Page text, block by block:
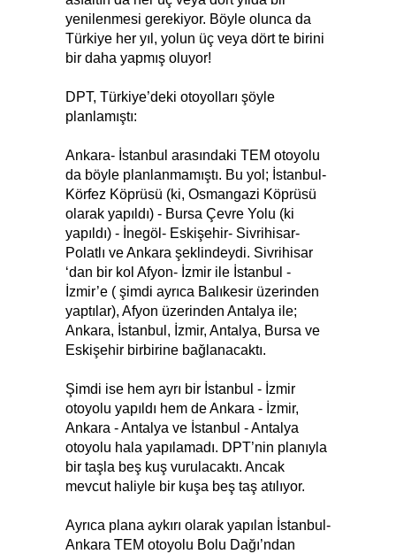
yenilenmesi gerekiyor. Böyle olunca da
Türkiye her yıl, yolun üç veya dört te birini
bir daha yapmış oluyor!
DPT, Türkiye’deki otoyolları şöyle
planlamıştı:
Ankara- İstanbul arasındaki TEM otoyolu
da böyle planlanmamıştı. Bu yol; İstanbul-
Körfez Köprüsü (ki, Osmangazi Köprüsü
olarak yapıldı) - Bursa Çevre Yolu (ki
yapıldı) - İnegöl- Eskişehir- Sivrihisar-
Polatlı ve Ankara şeklindeydi. Sivrihisar
‘dan bir kol Afyon- İzmir ile İstanbul -
İzmir’e ( şimdi ayrıca Balıkesir üzerinden
yaptılar), Afyon üzerinden Antalya ile;
Ankara, İstanbul, İzmir, Antalya, Bursa ve
Eskişehir birbirine bağlanacaktı.
Şimdi ise hem ayrı bir İstanbul - İzmir
otoyolu yapıldı hem de Ankara - İzmir,
Ankara - Antalya ve İstanbul - Antalya
otoyolu hala yapılamadı. DPT’nin planıyla
bir taşla beş kuş vurulacaktı. Ancak
mevcut haliyle bir kuşa beş taş atılıyor.
Ayrıca plana aykırı olarak yapılan İstanbul-
Ankara TEM otoyolu Bolu Dağı’ndan